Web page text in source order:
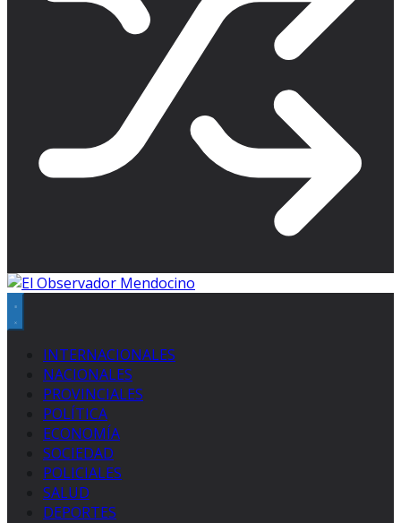
INTERNACIONALES
NACIONALES
PROVINCIALES
POLÍTICA
ECONOMÍA
SOCIEDAD
POLICIALES
SALUD
DEPORTES